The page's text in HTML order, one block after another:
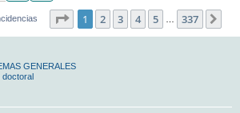
Página de 337
1 2 3 4 5 … 337
GENERALES